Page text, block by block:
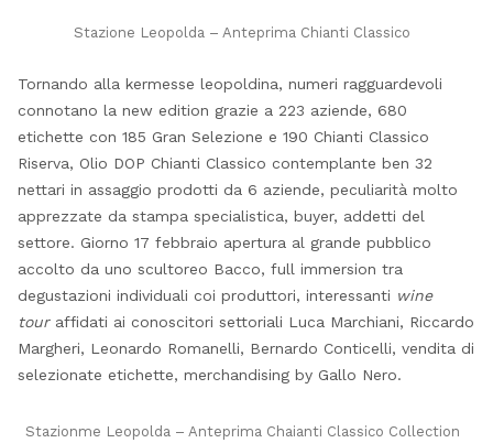
Stazione Leopolda – Anteprima Chianti Classico
Tornando alla kermesse leopoldina, numeri ragguardevoli
connotano la new edition grazie a 223 aziende, 680
etichette con 185 Gran Selezione e 190 Chianti Classico
Riserva, Olio DOP Chianti Classico contemplante ben 32
nettari in assaggio prodotti da 6 aziende, peculiarità molto
apprezzate da stampa specialistica, buyer, addetti del
settore. Giorno 17 febbraio apertura al grande pubblico
accolto da uno scultoreo Bacco, full immersion tra
degustazioni individuali coi produttori, interessanti wine
tour affidati ai conoscitori settoriali Luca Marchiani, Riccardo
Margheri, Leonardo Romanelli, Bernardo Conticelli, vendita di
selezionate etichette, merchandising byGallo Nero.
Stazionme Leopolda – Anteprima Chaianti Classico Collection